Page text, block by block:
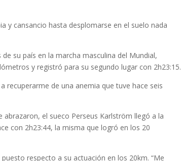
y cansancio hasta desplomarse en el suelo nada
su país en la marcha masculina del Mundial,
y registró para su segundo lugar con 2h23:15.
recuperarme de una anemia que tuve hace seis
el sueco Perseus Karlström llegó a la
con 2h23:44, la misma que logró en los 20
respecto a su actuación en los 20km. “Me